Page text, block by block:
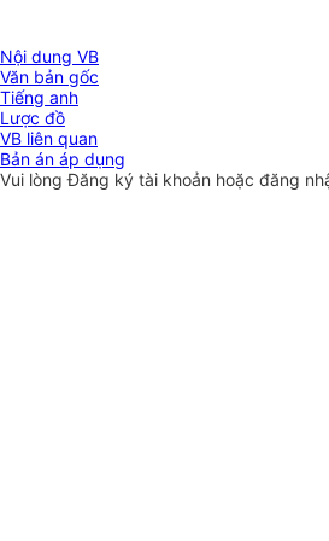
Nội dung VB
Văn bản gốc
Tiếng anh
Lược đồ
VB liên quan
Bản án áp dụng
Vui lòngĐăng ký tài khoản hoặc đăng